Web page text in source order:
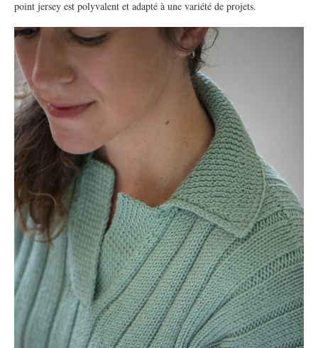
point jersey est polyvalent et adapté à une variété de projets.